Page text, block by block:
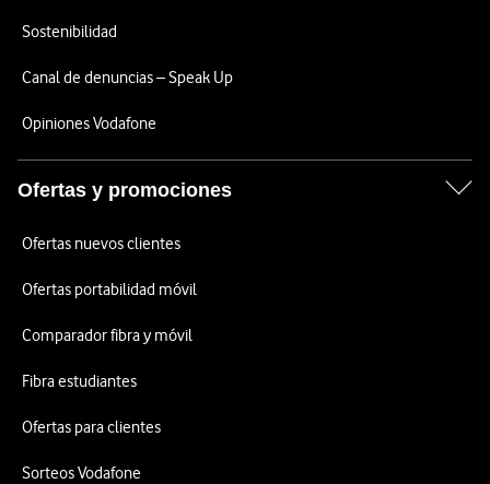
Sostenibilidad
Canal de denuncias – Speak Up
Opiniones Vodafone
Ofertas y promociones
Ofertas nuevos clientes
Ofertas portabilidad móvil
Comparador fibra y móvil
Fibra estudiantes
Ofertas para clientes
Sorteos Vodafone